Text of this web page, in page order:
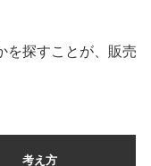
を探すことが、販売
考え方